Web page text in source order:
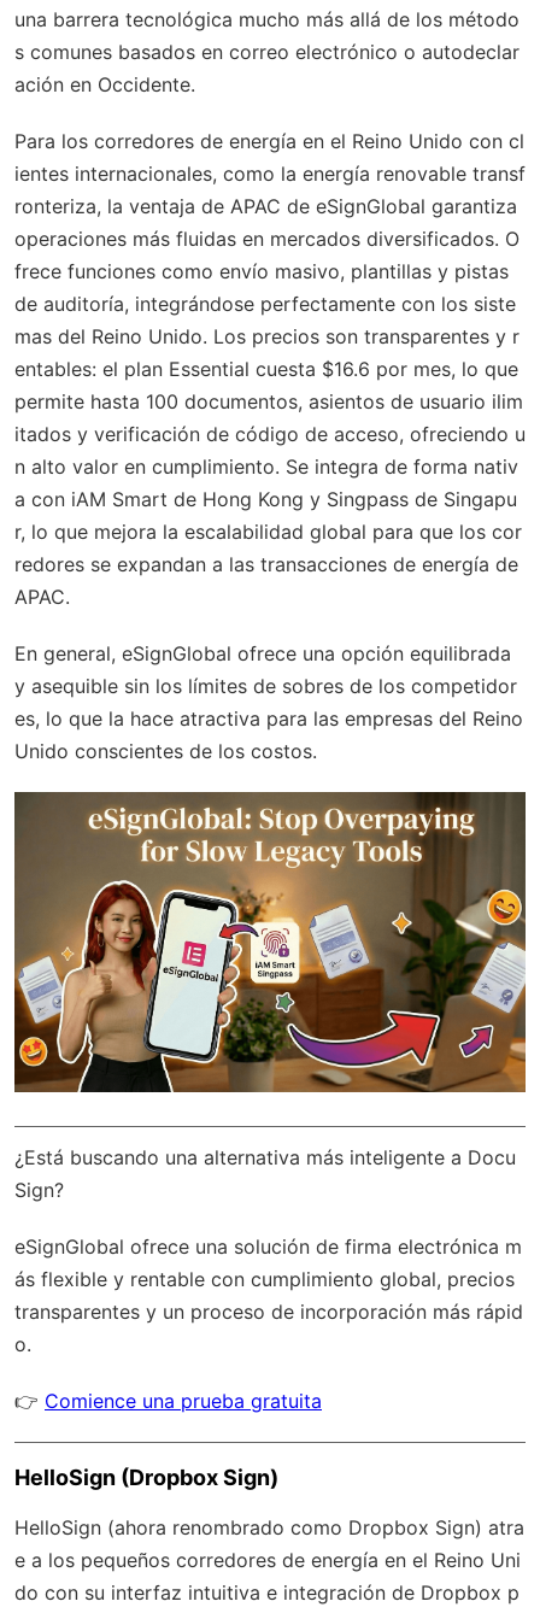
una barrera tecnológica mucho más allá de los método
s comunes basados en correo electrónico o autodeclar
ación en Occidente.
Para los corredores de energía en el Reino Unido con cl
ientes internacionales, como la energía renovable transf
ronteriza, la ventaja de APAC de eSignGlobal garantiza
operaciones más fluidas en mercados diversificados. O
frece funciones como envío masivo, plantillas y pistas
de auditoría, integrándose perfectamente con los siste
mas del Reino Unido. Los precios son transparentes y r
entables: el plan Essential cuesta $16.6 por mes, lo que
permite hasta 100 documentos, asientos de usuario ilim
itados y verificación de código de acceso, ofreciendo u
n alto valor en cumplimiento. Se integra de forma nativ
a con iAM Smart de Hong Kong y Singpass de Singapu
r, lo que mejora la escalabilidad global para que los cor
redores se expandan a las transacciones de energía de
APAC.
En general, eSignGlobal ofrece una opción equilibrada
y asequible sin los límites de sobres de los competidor
es, lo que la hace atractiva para las empresas del Reino
Unido conscientes de los costos.
¿Está buscando una alternativa más inteligente a Docu
Sign?
eSignGlobal ofrece una solución de firma electrónica m
ás flexible y rentable con cumplimiento global, precios
transparentes y un proceso de incorporación más rápid
o.
👉 Comience una prueba gratuita
HelloSign (Dropbox Sign)
HelloSign (ahora renombrado como Dropbox Sign) atra
e a los pequeños corredores de energía en el Reino Uni
do con su interfaz intuitiva e integración de Dropbox p